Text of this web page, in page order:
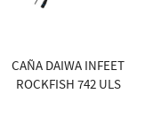
CAÑA DAIWA INFEET
ROCKFISH 742 ULS